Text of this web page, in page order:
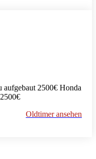
2500€ Honda
Oldtimer ansehen